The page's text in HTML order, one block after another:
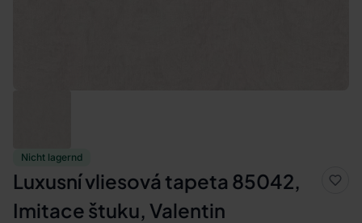
Nicht lagernd
Luxusní vliesová tapeta 85042,
Imitace štuku, Valentin